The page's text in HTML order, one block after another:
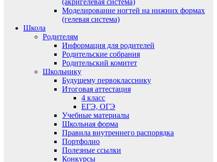
(акригелевая система)
Моделирование ногтей на нижних формах
(гелевая система)
Школа
Родителям
Информация для родителей
Родительские собрания
Родительский комитет
Школьнику
Будущему первокласснику
Итоговая аттестация
4 класс
ЕГЭ, ОГЭ
Учебные материалы
Школьная форма
Правила внутреннего распорядка
Портфолио
Полезные ссылки
Конкурсы